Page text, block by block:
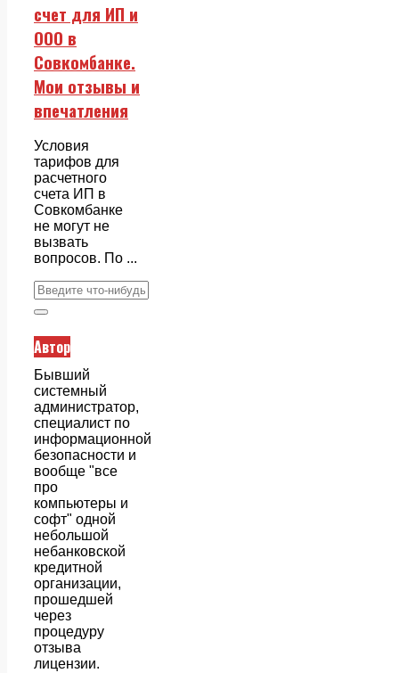
счет для ИП и
ООО в
Совкомбанке.
Мои отзывы и
впечатления
Условия
тарифов для
расчетного
счета ИП в
Совкомбанке
не могут не
вызвать
вопросов. По ...
Автор
Бывший
системный
администратор,
специалист по
информационной
безопасности и
вообще "все
про
компьютеры и
софт" одной
небольшой
небанковской
кредитной
организации,
прошедшей
через
процедуру
отзыва
лицензии.